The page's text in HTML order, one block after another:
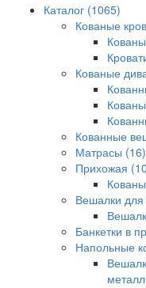
Каталог (1065)
Кованые
Кованые
Кованные
Матрасы (16)
Прихожая
Вешалки
Банкетки в
Напольные